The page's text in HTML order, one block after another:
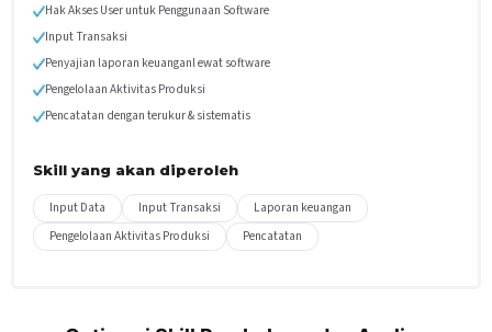
Hak Akses User untuk Penggunaan Software
Input Transaksi
Penyajian laporan keuanganl ewat software
Pengelolaan Aktivitas Produksi
Pencatatan dengan terukur & sistematis
Skill yang akan diperoleh
Input Data Input Transaksi
Laporan keuangan
Pengelolaan Aktivitas Produksi
Pencatatan